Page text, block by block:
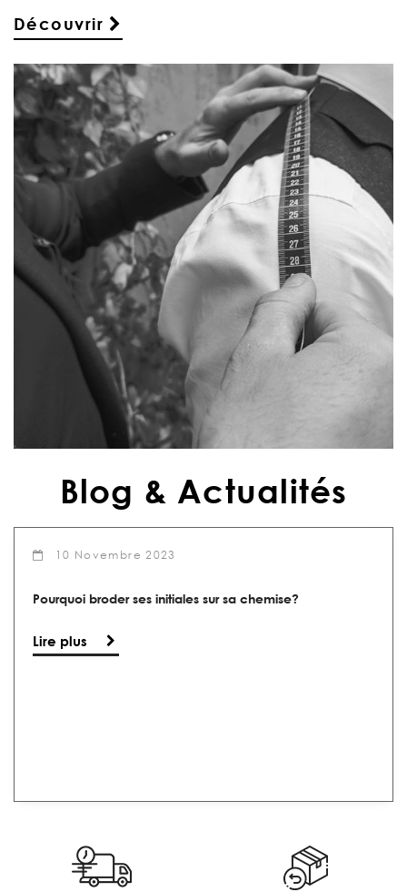
Découvrir
Blog & Actualités
10 Novembre 2023
Pourquoi broder ses initiales sur sa chemise?
Lire plus